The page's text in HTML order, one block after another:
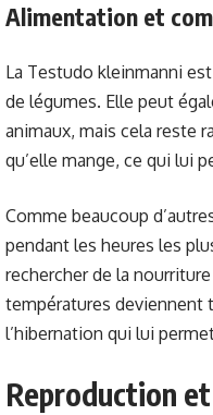
Alimentation et
La Testudo kleinmanni
de légumes. Elle peut
animaux, mais cela reste
qu’elle mange, ce qui lui
Comme beaucoup
pendant les heures les
rechercher de la
températures deviennent
l’hibernation qui lui
Reproduction